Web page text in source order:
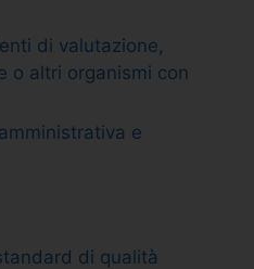
di valutazione,
o altri organismi con
e
di qualità